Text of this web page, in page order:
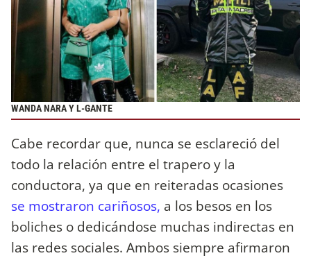
WANDA NARA Y L-GANTE
Cabe recordar que, nunca se esclareció del
todo la relación entre el trapero y la
conductora, ya que en reiteradas ocasiones
se mostraron cariñosos, a los besos en los
boliches o dedicándose muchas indirectas en
las redes sociales. Ambos siempre afirmaron